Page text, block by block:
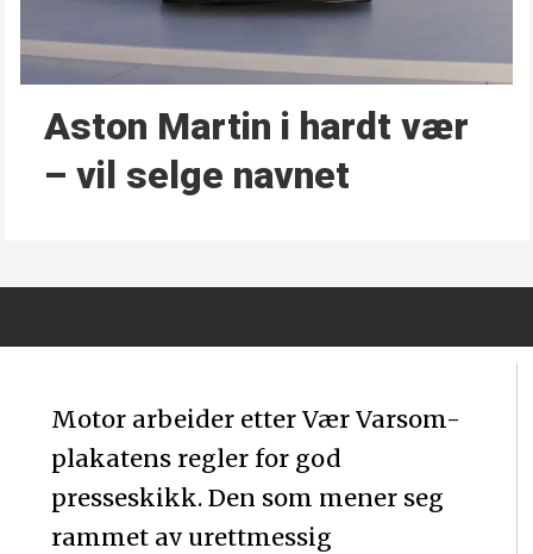
Aston Martin i hardt vær
– vil selge navnet
Motor arbeider etter Vær Varsom-
plakatens regler for god
presseskikk. Den som mener seg
rammet av urettmessig